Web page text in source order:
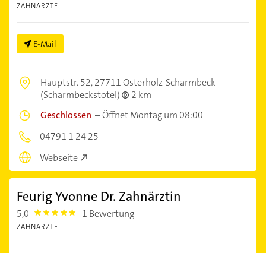
ZAHNÄRZTE
E-Mail
Hauptstr. 52,27711 Osterholz-Scharmbeck
(Scharmbeckstotel)
2 km
Geschlossen –Öffnet Montag um 08:00
04791 1 24 25
Webseite
Feurig Yvonne Dr. Zahnärztin
5,0 5.0 1 Bewertung
ZAHNÄRZTE